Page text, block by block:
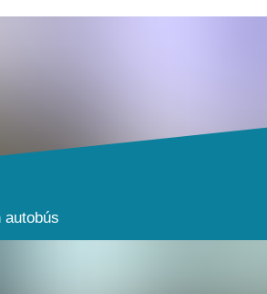
autobús